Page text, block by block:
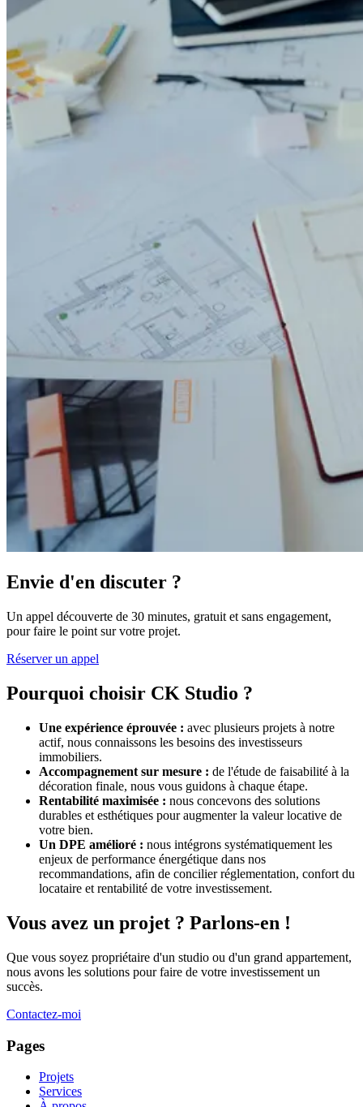
Envie d'en discuter ?
Un appel découverte de 30 minutes, gratuit et sans engagement,
pour faire le point sur votre projet.
Réserver un appel
Pourquoi choisir CK Studio ?
Une expérience éprouvée : avec plusieurs projets à notre
actif, nous connaissons les besoins des investisseurs
immobiliers.
Accompagnement sur mesure : de l'étude de faisabilité à la
décoration finale, nous vous guidons à chaque étape.
Rentabilité maximisée : nous concevons des solutions
durables et esthétiques pour augmenter la valeur locative de
votre bien.
Un DPE amélioré : nous intégrons systématiquement les
enjeux de performance énergétique dans nos
recommandations, afin de concilier réglementation, confort du
locataire et rentabilité de votre investissement.
Vous avez un projet ? Parlons-en !
Que vous soyez propriétaire d'un studio ou d'un grand appartement,
nous avons les solutions pour faire de votre investissement un
succès.
Contactez-moi
Pages
Projets
Services